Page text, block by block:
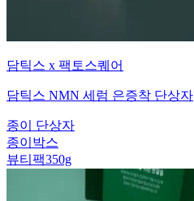
담틱스 x 팩토스퀘어
담틱스 NMN 세럼 은증착 단상자
종이 단상자
종이박스
뷰티팩350g